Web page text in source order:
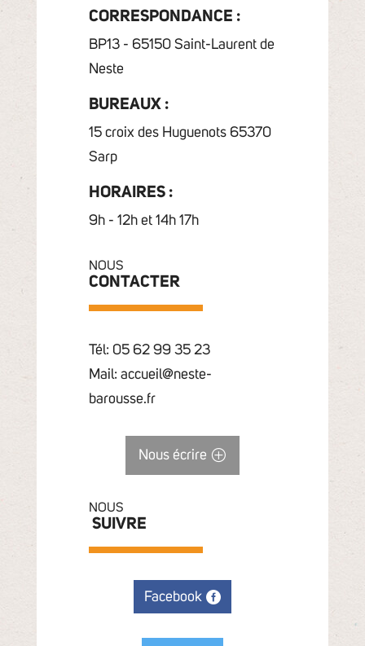
CORRESPONDANCE :
BP13 - 65150 Saint-Laurent de
Neste
BUREAUX :
15 croix des Huguenots 65370
Sarp
HORAIRES :
9h - 12h et 14h 17h
NOUS
CONTACTER
Tél: 05 62 99 35 23
Mail: accueil@neste-
barousse.fr
Nous écrire
NOUS
SUIVRE
Facebook